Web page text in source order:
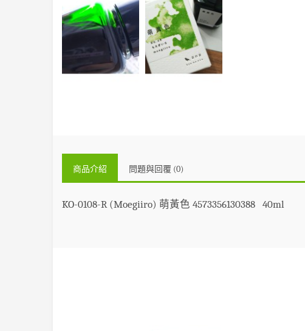
商品介紹 問題與回覆 (0)
KO-0108-R (Moegiiro) 萌黃色 4573356130388 40ml